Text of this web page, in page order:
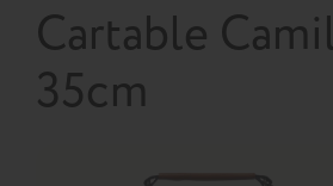
Cartable
35cm